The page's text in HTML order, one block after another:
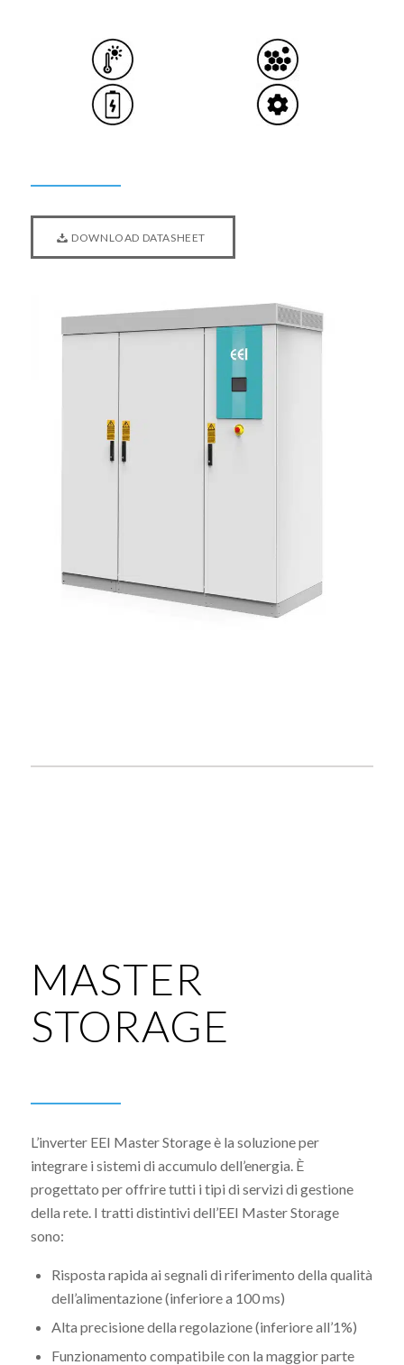
DOWNLOAD DATASHEET
MASTER
STORAGE
L’inverter EEI Master Storage è la soluzione per
integrare i sistemi di accumulo dell’energia. È
progettato per offrire tutti i tipi di servizi di gestione
della rete. I tratti distintivi dell’EEI Master Storage
sono:
Risposta rapida ai segnali di riferimento della qualità
dell’alimentazione (inferiore a 100 ms)
Alta precisione della regolazione (inferiore all’1%)
Funzionamento compatibile con la maggior parte